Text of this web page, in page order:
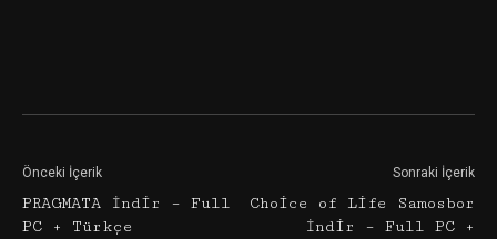
Önceki İçerik
PRAGMATA İndir – Full
PC + Türkçe
Sonraki İçerik
Choice of Life Samosbor
İndir – Full PC +